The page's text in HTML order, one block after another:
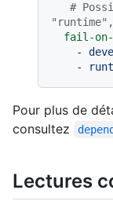
#
"runtime",
fail-on-
-
-
Pour plus de
consultez
Lectures